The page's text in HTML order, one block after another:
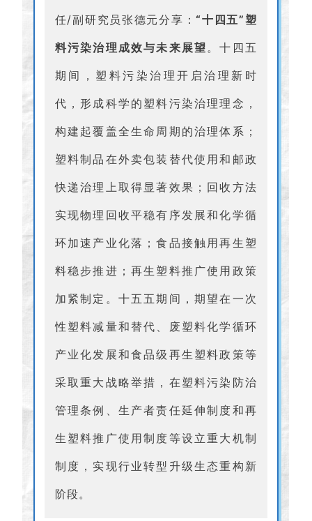
任/副研究员张德元分享： “十四五”塑
料污染治理成效与未来展望。十四五
期间，塑料污染治理开启治理新时
代，形成科学的塑料污染治理理念，
构建起覆盖全生命周期的治理体系；
塑料制品在外卖包装替代使用和邮政
快递治理上取得显著效果；回收方法
实现物理回收平稳有序发展和化学循
环加速产业化落；食品接触用再生塑
料稳步推进；再生塑料推广使用政策
加紧制定。十五五期间，期望在一次
性塑料减量和替代、废塑料化学循环
产业化发展和食品级再生塑料政策等
采取重大战略举措，在塑料污染防治
管理条例、生产者责任延伸制度和再
生塑料推广使用制度等设立重大机制
制度，实现行业转型升级生态重构新
阶段。